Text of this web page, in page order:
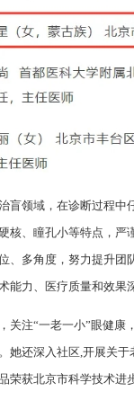
盲领域，在诊断过程
核、瞳孔小等特点，
、多角度，努力提升
能力、医疗质量和效果
关注“一老一小”眼健
她还深入社区,开展关
荣获北京市科学技术进